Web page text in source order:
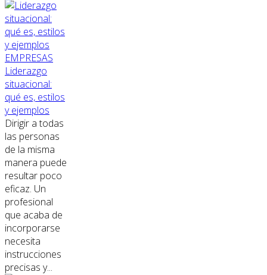
EMPRESAS
Liderazgo
situacional:
qué es, estilos
y ejemplos
Dirigir a todas
las personas
de la misma
manera puede
resultar poco
eficaz. Un
profesional
que acaba de
incorporarse
necesita
instrucciones
precisas y...